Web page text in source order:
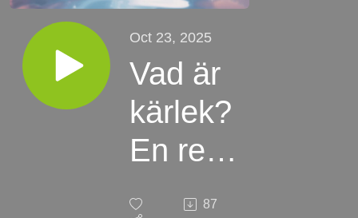
Oct 23, 2025
Vad är
kärlek?
En resa
87